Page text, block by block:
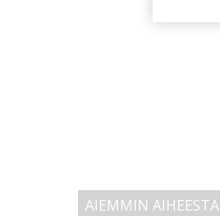
AIEMMIN AIHEESTA